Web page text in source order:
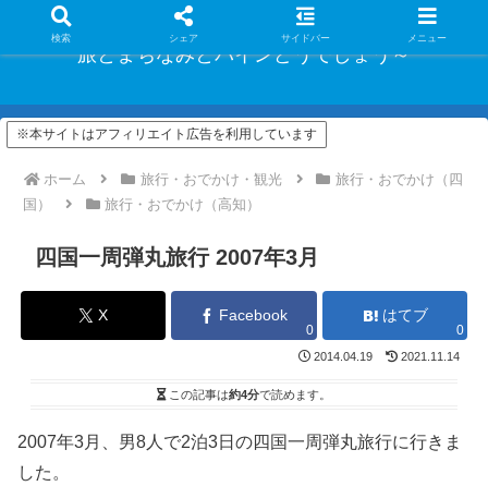
旅とまちなみとパインどうでしょう～
※本サイトはアフィリエイト広告を利用しています
ホーム 旅行・おでかけ・観光
旅行・おでかけ（四
国）
旅行・おでかけ（高知）
四国一周弾丸旅行 2007年3月
X Facebook
0
はてブ
0
2014.04.19 2021.11.14
この記事は約4分で読めます。
2007年3月、男8人で2泊3日の四国一周弾丸旅行に行きま
した。
検索 シェア サイドバー メニュー